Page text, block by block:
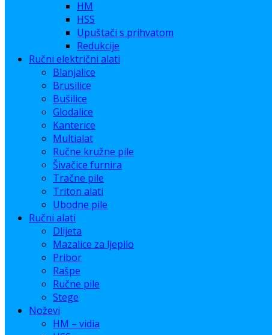
HM
HSS
Upuštači s prihvatom
Redukcije
Ručni električni alati
Blanjalice
Brusilice
Bušilice
Glodalice
Kanterice
Multialat
Ručne kružne pile
Šivačice furnira
Tračne pile
Triton alati
Ubodne pile
Ručni alati
Dlijeta
Mazalice za ljepilo
Pribor
Rašpe
Ručne pile
Stege
Noževi
HM – vidia